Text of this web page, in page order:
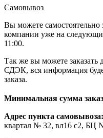
Самовывоз
Вы можете самостоятельно
компании уже на
11:00.
Так же вы можете заказать
СДЭК, вся информация
заказа.
Минимальная сумма
Адрес пункта самовывоза:
квартал № 32, вл16 с2, БЦ